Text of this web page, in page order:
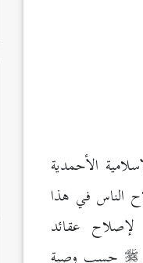
الأحمدية
الناس في هذا
عقائد